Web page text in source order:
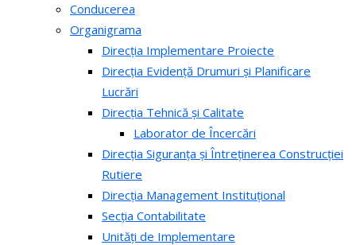
Conducerea
Organigrama
Direcția Implementare Proiecte
Direcția Evidență Drumuri și Planificare
Lucrări
Direcția Tehnică și Calitate
Laborator de Încercări
Direcția Siguranța și Întreținerea Construcției
Rutiere
Direcția Management Instituțional
Secția Contabilitate
Unități de Implementare